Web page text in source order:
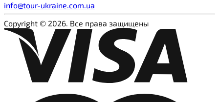
info@tour-ukraine.com.ua
Copyright © 2026. Все права защищены